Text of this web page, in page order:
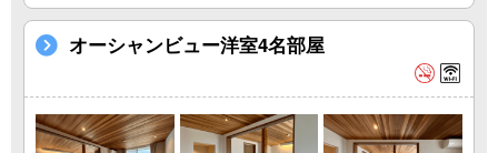
オーシャンビュー洋室4名部屋